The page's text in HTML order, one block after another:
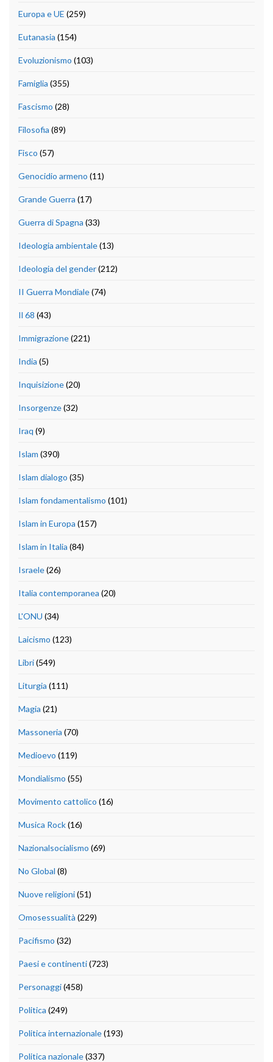
Europa e UE (259)
Eutanasia (154)
Evoluzionismo (103)
Famiglia (355)
Fascismo (28)
Filosofia (89)
Fisco (57)
Genocidio armeno (11)
Grande Guerra (17)
Guerra di Spagna (33)
Ideologia ambientale(13)
Ideologia del gender(212)
II Guerra Mondiale(74)
Il 68 (43)
Immigrazione(221)
India (5)
Inquisizione(20)
Insorgenze(32)
Iraq (9)
Islam (390)
Islam dialogo (35)
Islam fondamentalismo (101)
Islam in Europa (157)
Islam in Italia (84)
Israele(26)
Italia contemporanea (20)
L'ONU (34)
Laicismo (123)
Libri(549)
Liturgia (111)
Magia (21)
Massoneria (70)
Medioevo (119)
Mondialismo (55)
Movimento cattolico (16)
Musica Rock(16)
Nazionalsocialismo (69)
No Global (8)
Nuove religioni(51)
Omosessualità (229)
Pacifismo (32)
Paesi e continenti(723)
Personaggi(458)
Politica (249)
Politica internazionale(193)
Politica nazionale(337)